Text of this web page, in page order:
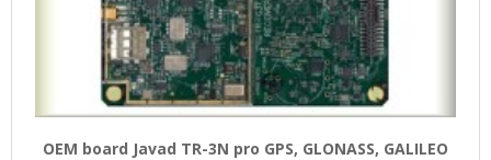
OEM board Javad TR-3N pro GPS, GLONASS, GALILEO